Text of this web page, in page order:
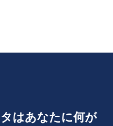
はあなたに何が